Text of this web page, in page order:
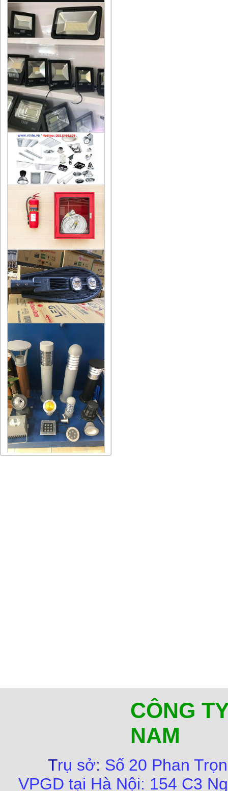
CÔNG
NAM
Trụ sở: Số 20 Phan
VPGD tại Hà Nội: 154 C3